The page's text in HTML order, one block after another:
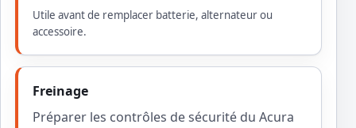
Utile avant de remplacer batterie, alternateur ou
accessoire.
Freinage
Préparer les contrôles de sécurité du Acura